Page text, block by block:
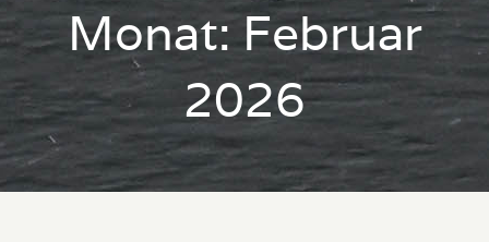
Monat:Februar
2026